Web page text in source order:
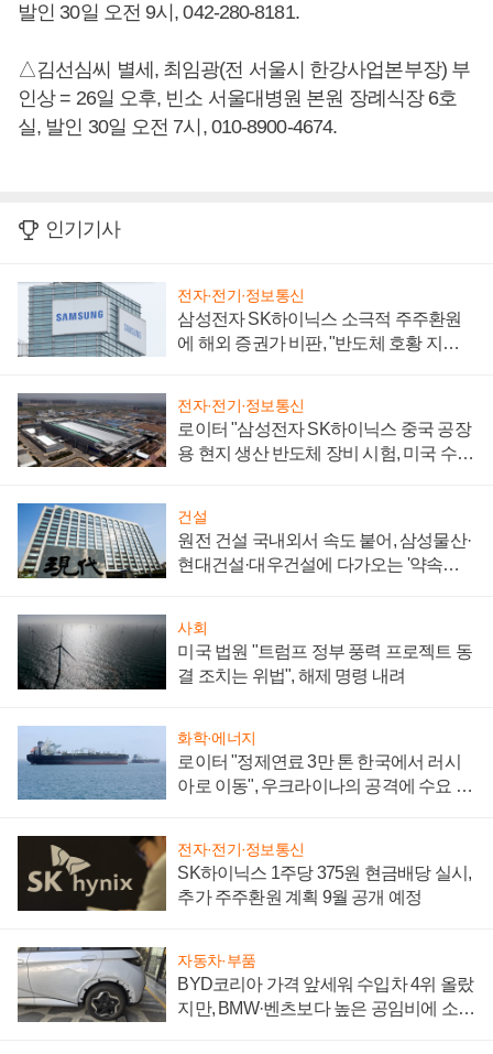
발인 30일 오전 9시, 042-280-8181.
△김선심씨 별세, 최임광(전 서울시 한강사업본부장) 부
인상 = 26일 오후, 빈소 서울대병원 본원 장례식장 6호
실, 발인 30일 오전 7시, 010-8900-4674.
인기기사
전자·전기·정보통신
삼성전자 SK하이닉스 소극적 주주환원
에 해외 증권가 비판, "반도체 호황 지속
전자·전기·정보통신
로이터 "삼성전자 SK하이닉스 중국 공장
용 현지 생산 반도체 장비 시험, 미국 수출
건설
원전 건설 국내외서 속도 붙어, 삼성물산·
현대건설·대우건설에 다가오는 '약속의
사회
미국 법원 "트럼프 정부 풍력 프로젝트 동
결 조치는 위법", 해제 명령 내려
화학·에너지
로이터 "정제연료 3만 톤 한국에서 러시
아로 이동", 우크라이나의 공격에 수요 늘
전자·전기·정보통신
SK하이닉스 1주당 375원 현금배당 실시,
추가 주주환원 계획 9월 공개 예정
자동차·부품
BYD코리아 가격 앞세워 수입차 4위 올랐
지만, BMW·벤츠보다 높은 공임비에 소비